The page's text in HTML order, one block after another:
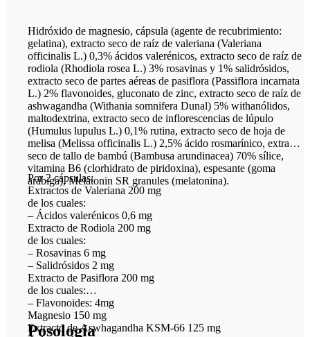
Hidróxido de magnesio, cápsula (agente de recubrimiento:
gelatina), extracto seco de raíz de valeriana (Valeriana
officinalis L.) 0,3% ácidos valerénicos, extracto seco de raíz de
rodiola (Rhodiola rosea L.) 3% rosavinas y 1% salidrósidos,
extracto seco de partes aéreas de pasiflora (Passiflora incarnata
L.) 2% flavonoides, gluconato de zinc, extracto seco de raíz de
ashwagandha (Withania somnifera Dunal) 5% withanólidos,
maltodextrina, extracto seco de inflorescencias de lúpulo
(Humulus lupulus L.) 0,1% rutina, extracto seco de hoja de
melisa (Melissa officinalis L.) 2,5% ácido rosmarínico, extracto
seco de tallo de bambú (Bambusa arundinacea) 70% sílice,
vitamina B6 (clorhidrato de piridoxina), espesante (goma
arábiga), Melatonin SR granules (melatonina).
Por 2 cápsulas:
Extractos de Valeriana 200 mg
de los cuales:
– Ácidos valerénicos 0,6 mg
Extracto de Rodiola 200 mg
de los cuales:
– Rosavinas 6 mg
– Salidrósidos 2 mg
Extracto de Pasiflora 200 mg
de los cuales:
– Flavonoides: 4mg
Magnesio 150 mg
Extracto de Aswhagandha KSM-66 125 mg
Posología